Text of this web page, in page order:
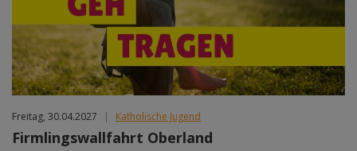
Freitag, 30.04.2027 | Katholische Jugend
Firmlingswallfahrt Oberland